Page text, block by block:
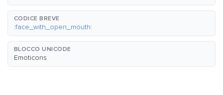
CODICE BREVE
:face_with_open_mouth:
BLOCCO UNICODE
Emoticons